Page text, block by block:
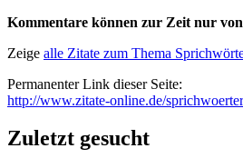
Kommentare können zur Zeit nur
Zeige alle Zitate zum Thema
Permanenter Link dieser Seite:
http://www.zitate-online.de/
Zuletzt gesucht